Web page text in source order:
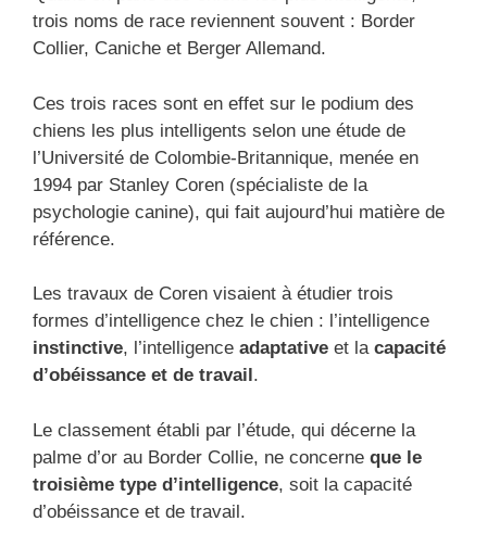
trois noms de race reviennent souvent : Border
Collier, Caniche et Berger Allemand.
Ces trois races sont en effet sur le podium des
chiens les plus intelligents selon une étude de
l’Université de Colombie-Britannique, menée en
1994 par Stanley Coren (spécialiste de la
psychologie canine), qui fait aujourd’hui matière de
référence.
Les travaux de Coren visaient à étudier trois
formes d’intelligence chez le chien : l’intelligence
instinctive, l’intelligence adaptative et la capacité
d’obéissance et de travail.
Le classement établi par l’étude, qui décerne la
palme d’or au Border Collie, ne concerne que le
troisième type d’intelligence, soit la capacité
d’obéissance et de travail.